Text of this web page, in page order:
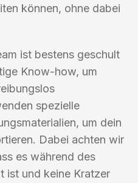
können, ohne dabei
ist bestens geschult
Know-how, um
spezielle
um dein
Dabei achten wir
es während des
ist und keine Kratzer